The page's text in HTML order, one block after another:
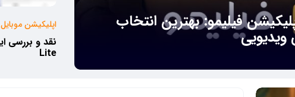
فیلیمو: بهترین انتخاب
ویدیویی
اپلیکیشن موبایل
Lite